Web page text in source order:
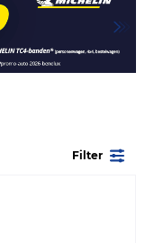
Filter